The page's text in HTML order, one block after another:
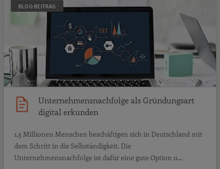
BLOG-BEITRAG
Unternehmensnachfolge als Gründungsart
digital erkunden
1,3 Millionen Menschen beschäftigen sich in Deutschland mit
dem Schritt in die Selbständigkeit. Die
Unternehmensnachfolge ist dafür eine gute Option u…